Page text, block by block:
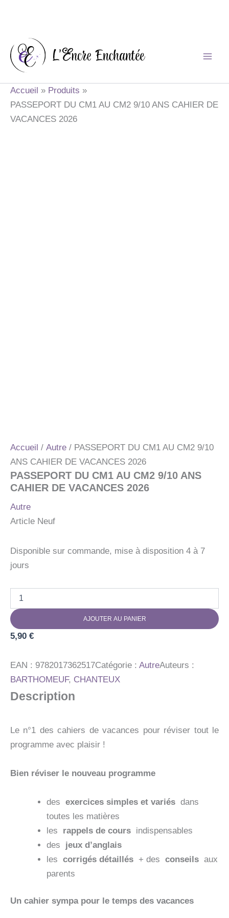
contenu
Accueil
Produits
PASSEPORT DU CM1 AU CM2 9/10 ANS CAHIER DE
VACANCES 2026
Accueil / Autre / PASSEPORT DU CM1 AU CM2 9/10
ANS CAHIER DE VACANCES 2026
PASSEPORT DU CM1 AU CM2 9/10 ANS
CAHIER DE VACANCES 2026
Autre
Article Neuf
Disponible sur commande, mise à disposition 4 à 7
jours
PASSEPORT
DU
CM1
9/10
ANS
CAHIER
DE
VACANCES
AJOUTER AU PANIER
5,90 €
EAN : 9782017362517Catégorie : AutreAuteurs :
BARTHOMEUF, CHANTEUX
Description
Le n°1 des cahiers de vacances pour réviser tout le
programme avec plaisir !
Bien réviser le nouveau programme
des exercices simples et variés dans
toutes les matières
les rappels de cours indispensables
des jeux d’anglais
les corrigés détaillés + des conseils aux
parents
Un cahier sympa pour le temps des vacances